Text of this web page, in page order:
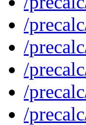
/
/
/
/
/